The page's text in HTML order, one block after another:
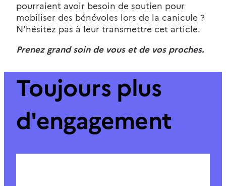
pourraient avoir besoin de soutien pour
mobiliser des bénévoles lors de la canicule ?
N’hésitez pas à leur transmettre cet article.
Prenez grand soin de vous et de vos proches.
Toujours plus
d'engagement